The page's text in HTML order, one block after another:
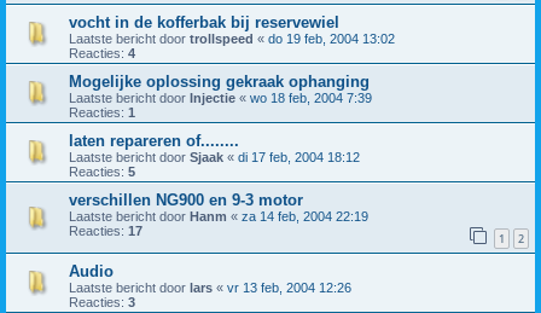
vocht in de kofferbak bij reservewiel
Laatste bericht door trollspeed « do 19 feb, 2004 13:02
Reacties: 4
Mogelijke oplossing gekraak ophanging
Laatste bericht door Injectie « wo 18 feb, 2004 7:39
Reacties: 1
laten repareren of........
Laatste bericht door Sjaak « di 17 feb, 2004 18:12
Reacties: 5
verschillen NG900 en 9-3 motor
Laatste bericht door Hanm « za 14 feb, 2004 22:19
Reacties: 17 1 2
Audio
Laatste bericht door lars « vr 13 feb, 2004 12:26
Reacties: 3